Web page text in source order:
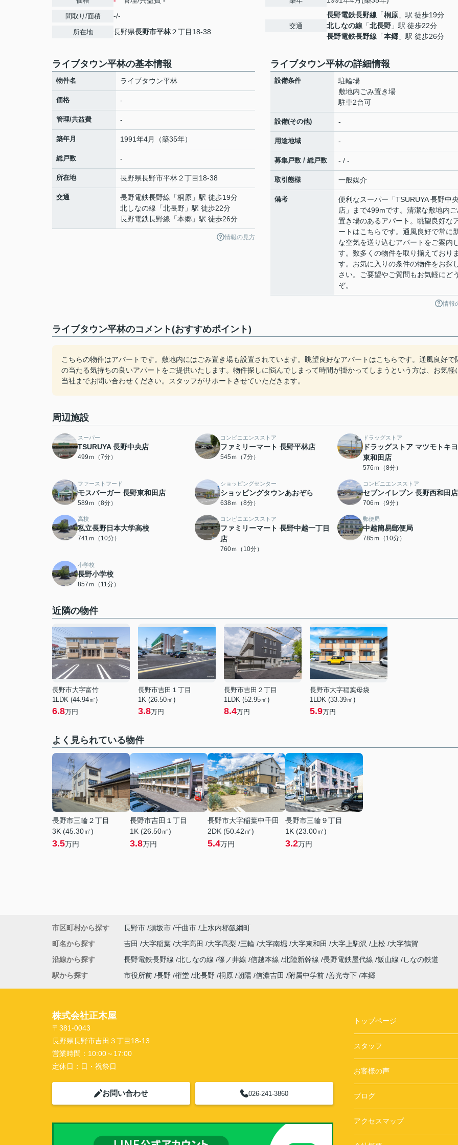
間取り/面積 -/-
所在地 長野県長野市平林２丁目18-38
交通
長野電鉄長野線 「桐原 」駅 徒歩19分
北しなの線 「北長野 」駅 徒歩22分
長野電鉄長野線 「本郷 」駅 徒歩26分
ライブタウン平林の基本情報
物件名 ライブタウン平林
価格 -
管理/共益費 -
築年月 1991年4月（築35年）
総戸数 -
所在地 長野県長野市平林２丁目18-38
交通 長野電鉄長野線 「桐原 」駅 徒歩19分
北しなの線 「北長野 」駅 徒歩22分
長野電鉄長野線 「本郷 」駅 徒歩26分
情報の見方
ライブタウン平林の詳細情報
設備条件
駐輪場
敷地内ごみ置き場
駐車2台可
設備(その他) -
用途地域 -
募集戸数 / 総戸数 - / -
取引態様 一般媒介
備考
便利なスーパー「TSURUYA 長野中央
店」まで499mです。清潔な敷地内ご
置き場のあるアパート。眺望良好な
ートはこちらです。通風良好で常に
な空気を送り込むアパートをご案内
す。数多くの物件を取り揃えておりま
す。お気に入りの条件の物件をお探
さい。ご要望やご質問もお気軽にどう
ぞ。
情報
ライブタウン平林のコメント(おすすめポイント)
こちらの物件はアパートです。敷地内にはごみ置き場も設置されています。眺望良好なアパートはこちらです。通風良好で
の当たる気持ちの良いアパートをご提供いたします。物件探しに悩んでしまって時間が掛かってしまうという方は、お気軽
当社までお問い合わせください。スタッフがサポートさせていただきます。
周辺施設
スーパー
TSURUYA 長野中央店
499ｍ（7分）
コンビニエンスストア
ファミリーマート 長野平林店
545ｍ（7分）
ドラッグストア
ドラッグストア マツモトキ
東和田店
576ｍ（8分）
ファーストフード
モスバーガー 長野東和田店
589ｍ（8分）
ショッピングセンター
ショッピングタウンあおぞら
638ｍ（8分）
コンビニエンスストア
セブンイレブン 長野西和田店
706ｍ（9分）
高校
私立長野日本大学高校
741ｍ（10分）
コンビニエンスストア
ファミリーマート 長野中越一丁目
店
760ｍ（10分）
郵便局
中越簡易郵便局
785ｍ（10分）
小学校
長野小学校
857ｍ（11分）
近隣の物件
長野市大字富竹
1LDK (44.94㎡)
6.8万円
長野市吉田１丁目
1K (26.50㎡)
3.8万円
長野市吉田２丁目
1LDK (52.95㎡)
8.4万円
長野市大字稲葉母袋
1LDK (33.39㎡)
5.9万円
よく見られている物件
長野市三輪２丁目
3K (45.30㎡)
3.5万円
長野市吉田１丁目
1K (26.50㎡)
3.8万円
長野市大字稲葉中千田
2DK (50.42㎡)
5.4万円
長野市三輪９丁目
1K (23.00㎡)
3.2万円
市区町村から探す 長野市 須坂市 千曲市
上水内郡飯綱町
町名から探す
吉田 大字稲葉 大字高田 大字高梨 三輪 大字南堀 大字東和田 大字上駒沢 上松 大字鶴賀
沿線から探す
長野電鉄長野線 北しなの線 篠ノ井線 信越本線 北陸新幹線 長野電鉄屋代線 飯山線
しなの鉄道
駅から探す
市役所前 長野 権堂 北長野 桐原 朝陽 信濃吉田 附属中学前 善光寺下 本郷
株式会社正木屋
〒381-0043
長野県長野市吉田３丁目18-13
営業時間： 10:00～17:00
定休日： 日・祝祭日
お問い合わせ 026-241-3860
トップページ
スタッフ
お客様の声
ブログ
アクセスマップ